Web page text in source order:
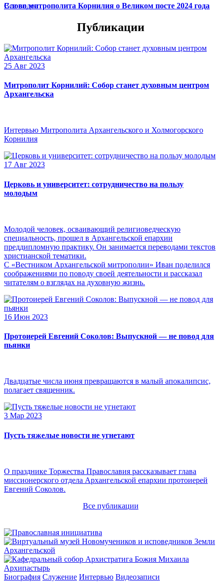
Слово митрополита Корнилия о Великом посте 2024 года
Все видео
Публикации
25 Авг 2023
Митрополит Корнилий: Собор станет духовным центром
Архангельска
Интервью Митрополита Архангельского и Холмогорского
Корнилия
17 Авг 2023
Церковь и университет: сотрудничество на пользу
молодым
Молодой человек, осваивающий религиоведческую
специальность, прошел в Архангельской епархии
преддипломную практику. Он занимается переводами текстов
христианской тематики.
С «Вестником Архангельской митрополии» Иван поделился
соображениями по поводу своей деятельности и рассказал
читателям о взглядах на духовную жизнь.
16 Июн 2023
Протоиерей Евгений Соколов: Выпускной — не повод для
пьянки
Двадцатые числа июня превращаются в малый апокалипсис,
полагает священник.
3 Мар 2023
Пусть тяжелые новости не угнетают
О празднике Торжества Православия рассказывает глава
миссионерского отдела Архангельской епархии протоиерей
Евгений Соколов.
Все публикации
Архипастырь
Биография Служение Интервью Видеозаписи